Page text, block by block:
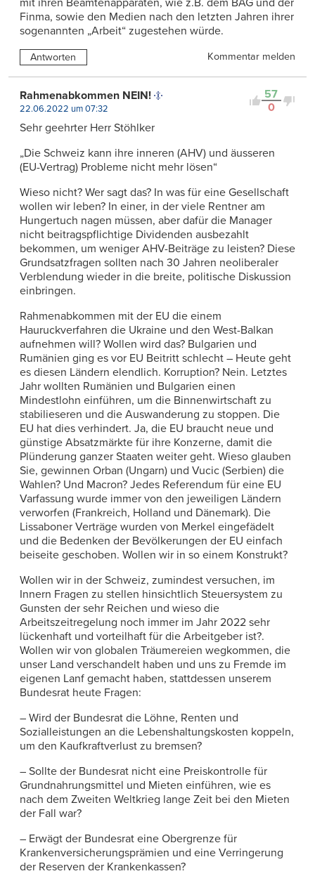
Finma, sowie den Medien nach den letzten Jahren ihrer
sogenannten „Arbeit“ zugestehen würde.
Antworten Kommentar melden
57
0
Rahmenabkommen NEIN!
22.06.2022 um 07:32
Sehr geehrter Herr Stöhlker
„Die Schweiz kann ihre inneren (AHV) und äusseren
(EU-Vertrag) Probleme nicht mehr lösen“
Wieso nicht? Wer sagt das? In was für eine Gesellschaft
wollen wir leben? In einer, in der viele Rentner am
Hungertuch nagen müssen, aber dafür die Manager
nicht beitragspflichtige Dividenden ausbezahlt
bekommen, um weniger AHV-Beiträge zu leisten? Diese
Grundsatzfragen sollten nach 30 Jahren neoliberaler
Verblendung wieder in die breite, politische Diskussion
einbringen.
Rahmenabkommen mit der EU die einem
Hauruckverfahren die Ukraine und den West-Balkan
aufnehmen will? Wollen wird das? Bulgarien und
Rumänien ging es vor EU Beitritt schlecht – Heute geht
es diesen Ländern elendlich. Korruption? Nein. Letztes
Jahr wollten Rumänien und Bulgarien einen
Mindestlohn einführen, um die Binnenwirtschaft zu
stabilieseren und die Auswanderung zu stoppen. Die
EU hat dies verhindert. Ja, die EU braucht neue und
günstige Absatzmärkte für ihre Konzerne, damit die
Plünderung ganzer Staaten weiter geht. Wieso glauben
Sie, gewinnen Orban (Ungarn) und Vucic (Serbien) die
Wahlen? Und Macron? Jedes Referendum für eine EU
Varfassung wurde immer von den jeweiligen Ländern
verworfen (Frankreich, Holland und Dänemark). Die
Lissaboner Verträge wurden von Merkel eingefädelt
und die Bedenken der Bevölkerungen der EU einfach
beiseite geschoben. Wollen wir in so einem Konstrukt?
Wollen wir in der Schweiz, zumindest versuchen, im
Innern Fragen zu stellen hinsichtlich Steuersystem zu
Gunsten der sehr Reichen und wieso die
Arbeitszeitregelung noch immer im Jahr 2022 sehr
lückenhaft und vorteilhaft für die Arbeitgeber ist?.
Wollen wir von globalen Träumereien wegkommen, die
unser Land verschandelt haben und uns zu Fremde im
eigenen Lanf gemacht haben, stattdessen unserem
Bundesrat heute Fragen:
– Wird der Bundesrat die Löhne, Renten und
Sozialleistungen an die Lebenshaltungskosten koppeln,
um den Kaufkraftverlust zu bremsen?
– Sollte der Bundesrat nicht eine Preiskontrolle für
Grundnahrungsmittel und Mieten einführen, wie es
nach dem Zweiten Weltkrieg lange Zeit bei den Mieten
der Fall war?
– Erwägt der Bundesrat eine Obergrenze für
Krankenversicherungsprämien und eine Verringerung
der Reserven der Krankenkassen?